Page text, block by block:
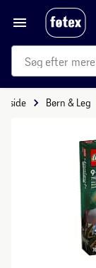
Børn & Leg